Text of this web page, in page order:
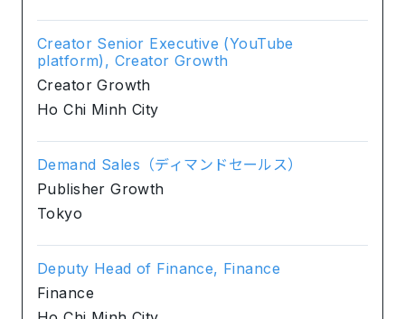
Creator Senior Executive (YouTube
platform), Creator Growth
Creator Growth
Ho Chi Minh City
Demand Sales（ディマンドセールス）
Publisher Growth
Tokyo
Deputy Head of Finance, Finance
Finance